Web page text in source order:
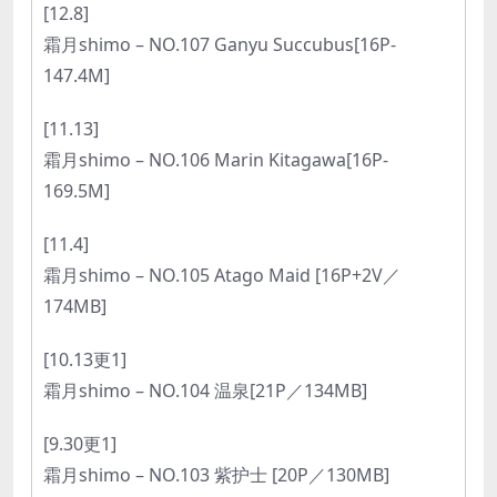
[12.8]
霜月shimo – NO.107 Ganyu Succubus[16P-
147.4M]
[11.13]
霜月shimo – NO.106 Marin Kitagawa[16P-
169.5M]
[11.4]
霜月shimo – NO.105 Atago Maid [16P+2V／
174MB]
[10.13更1]
霜月shimo – NO.104 温泉[21P／134MB]
[9.30更1]
霜月shimo – NO.103 紫护士 [20P／130MB]